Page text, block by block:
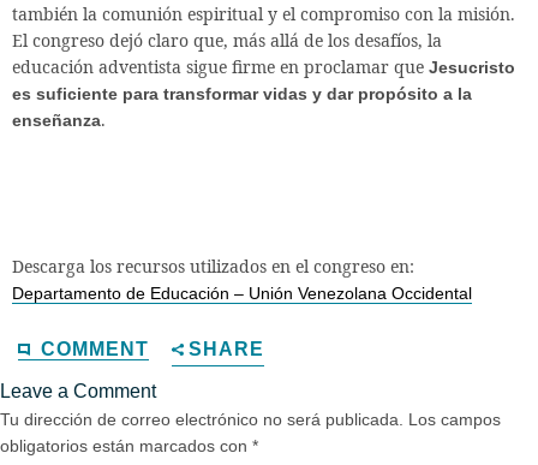
también la comunión espiritual y el compromiso con la misión.
El congreso dejó claro que, más allá de los desafíos, la
educación adventista sigue firme en proclamar que Jesucristo
es suficiente para transformar vidas y dar propósito a la
enseñanza.
Descarga los recursos utilizados en el congreso en:
Departamento de Educación – Unión Venezolana Occidental
COMMENT SHARE
Leave a Comment
Tu dirección de correo electrónico no será publicada.
Los campos
obligatorios están marcados con *